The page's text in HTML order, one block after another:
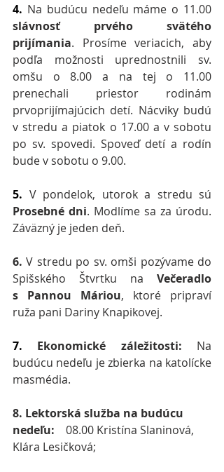
4.
slávnosť prvého svätého
prijímania. Prosíme veriacich, aby
podľa možnosti uprednostnili sv.
omšu o 8.00 a na tej o 11.00
prenechali priestor rodinám
prvoprijímajúcich detí. Nácviky budú
v stredu a piatok o 17.00 a v sobotu
po sv. spovedi. Spoveď detí a rodín
bude v sobotu o 9.00.
5.
Prosebné dni. Modlíme sa za úrodu.
Záväzný je jeden deň.
6. V stredu po sv. omši pozývame do
Spišského Štvrtku na Večeradlo
s Pannou Máriou, ktoré pripraví
ruža pani Dariny Knapikovej.
7. Ekonomické záležitosti: Na
budúcu nedeľu je zbierka na katolícke
masmédia.
8. Lektorská služba na budúcu
nedeľu: 08.00 Kristína Slaninová,
Klára Lesičková;